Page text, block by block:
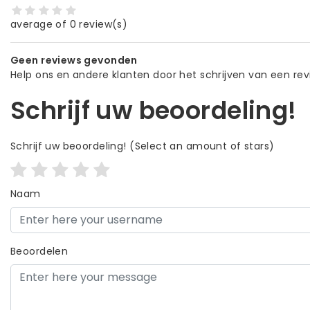
average of 0 review(s)
Geen reviews gevonden
Help ons en andere klanten door het schrijven van een
Schrijf uw beoordeling!
Schrijf uw beoordeling! (Select an amount of stars)
Naam
Beoordelen